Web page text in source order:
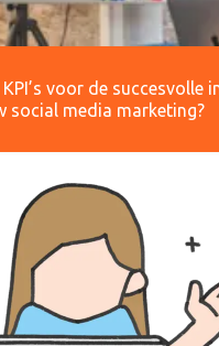
voor de succesvolle
social media marketing?